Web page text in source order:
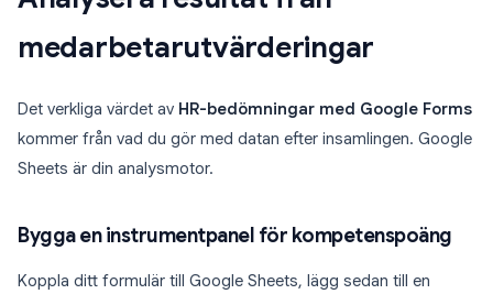
medarbetarutvärderingar
Det verkliga värdet av HR-bedömningar med Google Forms
kommer från vad du gör med datan efter insamlingen. Google
Sheets är din analysmotor.
Bygga en instrumentpanel för kompetenspoäng
Koppla ditt formulär till Google Sheets, lägg sedan till en